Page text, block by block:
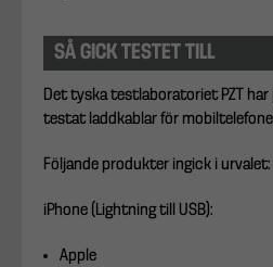
SÅ GICK TESTET TILL
Det tyska testlaboratoriet PZT har
testat laddkablar för
Följande produkter ingick i urvalet:
iPhone (Lightning till USB):
Apple